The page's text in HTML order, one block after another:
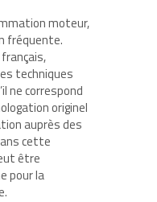
moteur,
fréquente.
techniques
ne correspond
originel
auprès des
cette
être
pour la